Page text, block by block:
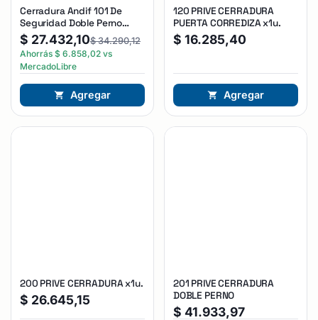
Cerradura Andif 101 De
Seguridad Doble Perno
Reforzada Plateado
$ 27.432,10$34.290,12
Ahorrás $ 6.858,02 vs
MercadoLibre
Agregar
120 PRIVE CERRADURA
PUERTA CORREDIZA x1u.
$ 16.285,40
Agregar
200 PRIVE CERRADURA x1u.
$ 26.645,15
201 PRIVE CERRADURA
DOBLE PERNO
$ 41.933,97